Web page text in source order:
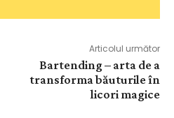
Articolul următor
Bartending – arta de a
transforma băuturile în
licori magice